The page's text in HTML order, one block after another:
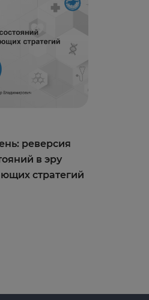
реверсия
в эру
стратегий